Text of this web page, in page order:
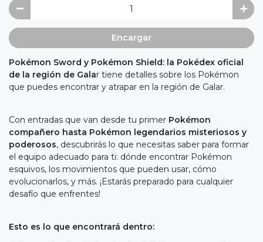
Encargar
Pokémon Sword y Pokémon Shield: la Pokédex oficial
de la región de Galar tiene detalles sobre los Pokémon
que puedes encontrar y atrapar en la región de Galar.
Con entradas que van desde tu primer Pokémon
compañero hasta Pokémon legendarios misteriosos y
poderosos, descubrirás lo que necesitas saber para formar
el equipo adecuado para ti: dónde encontrar Pokémon
esquivos, los movimientos que pueden usar, cómo
evolucionarlos, y más. ¡Estarás preparado para cualquier
desafío que enfrentes!
Esto es lo que encontrará dentro: